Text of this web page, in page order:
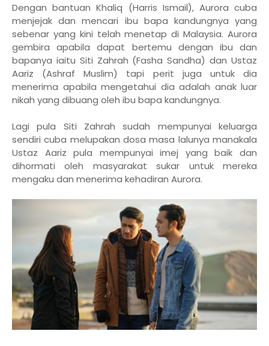
Dengan bantuan Khaliq (Harris Ismail), Aurora cuba
menjejak dan mencari ibu bapa kandungnya yang
sebenar yang kini telah menetap di Malaysia. Aurora
gembira apabila dapat bertemu dengan ibu dan
bapanya iaitu Siti Zahrah (Fasha Sandha) dan Ustaz
Aariz (Ashraf Muslim) tapi perit juga untuk dia
menerima apabila mengetahui dia adalah anak luar
nikah yang dibuang oleh ibu bapa kandungnya.
Lagi pula Siti Zahrah sudah mempunyai keluarga
sendiri cuba melupakan dosa masa lalunya manakala
Ustaz Aariz pula mempunyai imej yang baik dan
dihormati oleh masyarakat sukar untuk mereka
mengaku dan menerima kehadiran Aurora.